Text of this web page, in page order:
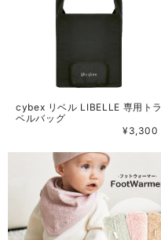
cybex リベル LIBELLE 専用トラ
ベルバッグ
¥3,300